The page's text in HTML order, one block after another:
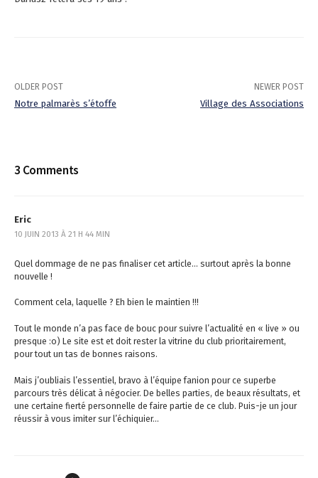
s
n
a
v
i
g
a
t
i
OLDER POST
Notre palmarès s’étoffe
NEWER POST
Village des Associations
3 Comments
Eric
10 JUIN 2013 À 21 H 44 MIN
Quel dommage de ne pas finaliser cet article… surtout après la bonne
nouvelle !
Comment cela, laquelle ? Eh bien le maintien !!!
Tout le monde n’a pas face de bouc pour suivre l’actualité en « live » ou
presque :o) Le site est et doit rester la vitrine du club prioritairement,
pour tout un tas de bonnes raisons.
Mais j’oubliais l’essentiel, bravo à l’équipe fanion pour ce superbe
parcours très délicat à négocier. De belles parties, de beaux résultats, et
une certaine fierté personnelle de faire partie de ce club. Puis-je un jour
réussir à vous imiter sur l’échiquier…